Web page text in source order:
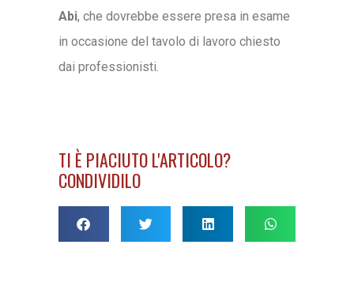
Abi, che dovrebbe essere presa in esame
in occasione del tavolo di lavoro chiesto
dai professionisti.
TI È PIACIUTO L'ARTICOLO?
CONDIVIDILO